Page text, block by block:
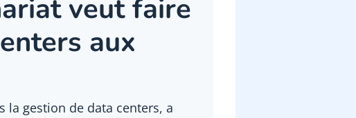
veut faire
aux
la gestion de data centers, a